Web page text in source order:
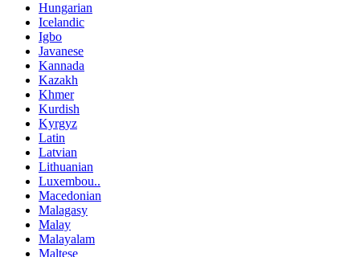
Hungarian
Icelandic
Igbo
Javanese
Kannada
Kazakh
Khmer
Kurdish
Kyrgyz
Latin
Latvian
Lithuanian
Luxembou..
Macedonian
Malagasy
Malay
Malayalam
Maltese